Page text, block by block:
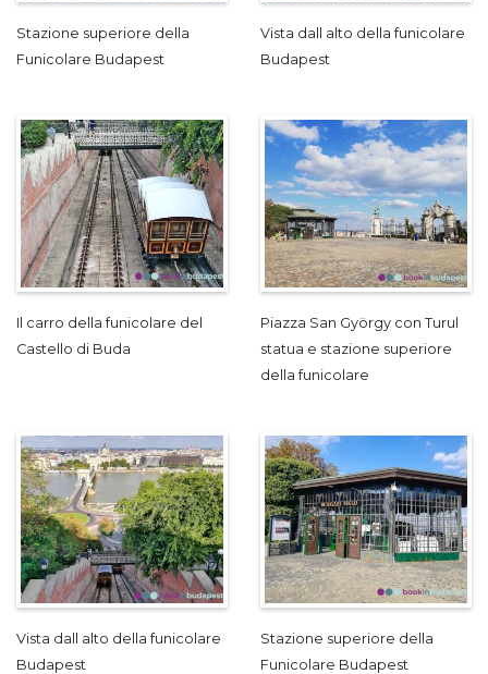
Stazione superiore della
Funicolare Budapest
Vista dall alto della funicolare
Budapest
Il carro della funicolare del
Castello di Buda
Piazza San György con Turul
statua e stazione superiore
della funicolare
Vista dall alto della funicolare
Budapest
Stazione superiore della
Funicolare Budapest